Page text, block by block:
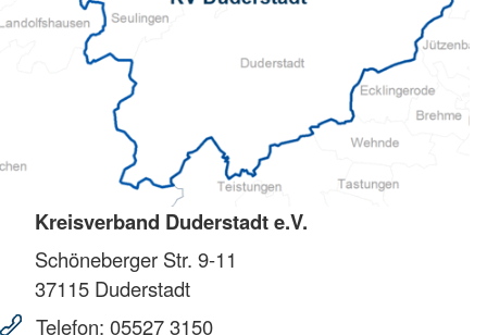
Kreisverband Duderstadt e.V.
Schöneberger Str. 9-11
37115 Duderstadt
Telefon: 05527 3150